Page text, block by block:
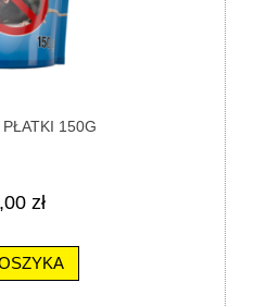
150G
zł